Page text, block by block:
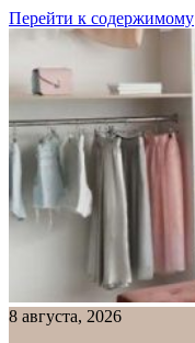
Перейти к содержимому
8 августа, 2026